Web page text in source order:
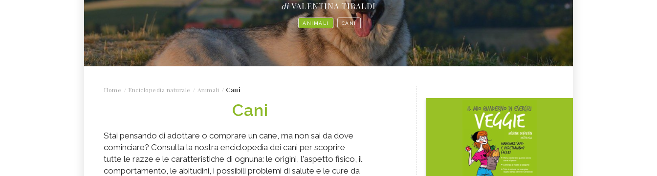
diVALENTINA TIBALDI
ANIMALI CANI
Home Enciclopedia naturale Animali Cani
Cani
Stai pensando di adottare o comprare un cane, ma non sai da dove
cominciare? Consulta la nostra enciclopedia dei cani per scoprire
tutte le razze e le caratteristiche di ognuna: le origini, l'aspetto fisico, il
comportamento, le abitudini, i possibili problemi di salute e le cure da